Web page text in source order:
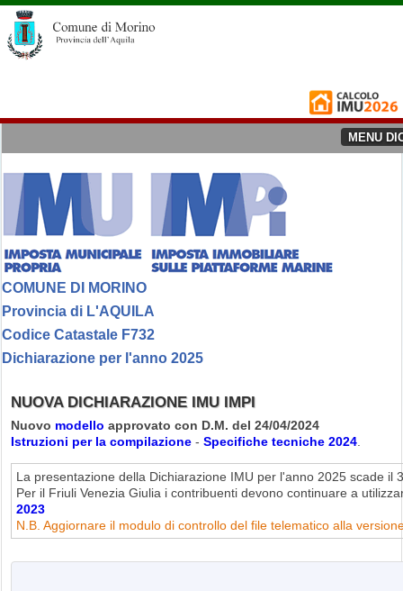
MENU
COMUNE DI MORINO
Provincia di L'AQUILA
Codice Catastale F732
Dichiarazione per l'anno 2025
NUOVA DICHIARAZIONE IMU IMPI
Nuovo modello approvato con D.M. del 24/04/2024
Istruzioni per la compilazione - Specifiche tecniche 2024.
La presentazione della Dichiarazione IMU per l'anno 2025 scade il
Per il Friuli Venezia Giulia i contribuenti devono continuare a
2023
N.B. Aggiornare il modulo di controllo del file telematico alla